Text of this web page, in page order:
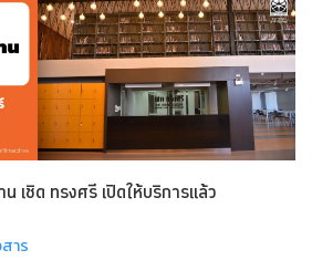
เชิด ทรงศรี เปิดให้บริการแล้ว
าร